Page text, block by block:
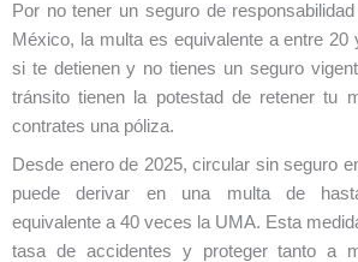
Por no tener un seguro de
México, la multa es equivalente a entre
si te detienen y no tienes un seguro
tránsito tienen la potestad de retener tu
contrates una póliza.
Desde enero de 2025, circular sin seguro
puede derivar en una multa de
equivalente a 40 veces la UMA. Esta
tasa de accidentes y proteger tanto a